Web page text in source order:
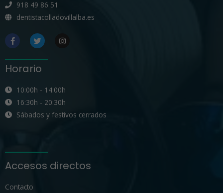
918 49 86 51
dentistacolladovillalba.es
Horario
10:00h - 14:00h
16:30h - 20:30h
Sábados y festivos cerrados
Accesos directos
Contacto